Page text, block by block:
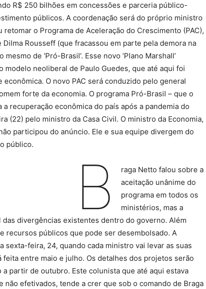
R$ 250 bilhões em concessões e parceria público-
públicos. A coordenação será do próprio ministro
o Programa de Aceleração do Crescimento (PAC),
Rousseff (que fracassou em parte pela demora na
de ‘Pró-Brasil’. Esse novo ‘Plano Marshall’
modelo neoliberal de Paulo Guedes, que até aqui foi
O novo PAC será conduzido pelo general
forte da economia. O programa Pró-Brasil – que o
recuperação econômica do país após a pandemia do
(22) pelo ministro da Casa Civil. O ministro da Economia,
participou do anúncio. Ele e sua equipe divergem do
público.
B
raga Netto falou sobre a
aceitação unânime do
programa em todos os
ministérios, mas a
divergências existentes dentro do governo. Além
recursos públicos que pode ser desembolsado. A
sexta-feira, 24, quando cada ministro vai levar as suas
entre maio e julho. Os detalhes dos projetos serão
partir de outubro. Este colunista que até aqui estava
não efetivados, tende a crer que sob o comando de Braga